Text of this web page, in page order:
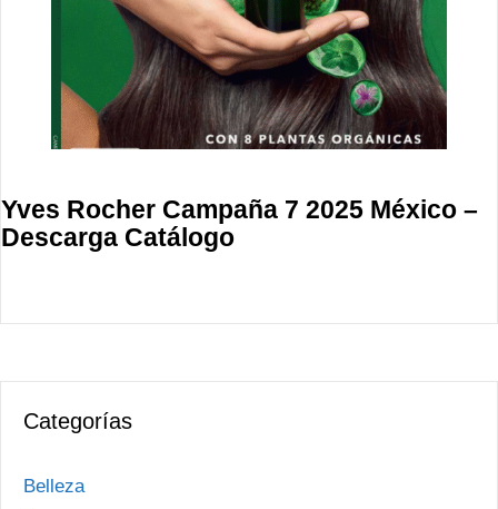
Yves Rocher Campaña 7 2025 México –
Descarga Catálogo
Categorías
Belleza